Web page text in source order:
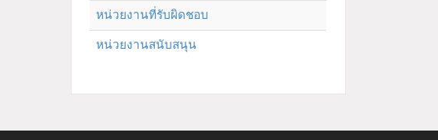
หน่วยงานที่รับผิดชอบ
หน่วยงานสนับสนุน